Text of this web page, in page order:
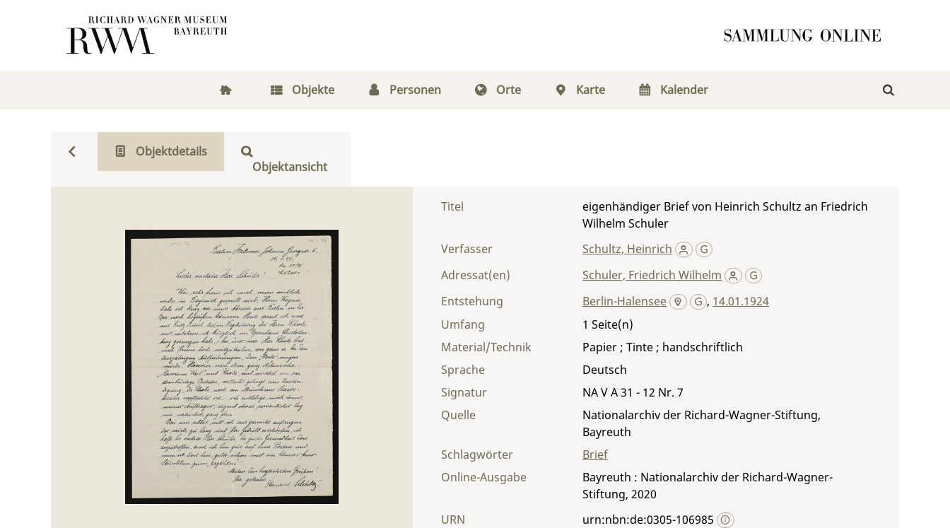
Objekte Personen Orte Karte Kalender
Objektdetails
Objektansicht
Titel
eigenhändiger Brief von Heinrich Schultz an Friedrich
Wilhelm Schuler
Verfasser
Schultz, Heinrich
Adressat(en)
Schuler, Friedrich Wilhelm
Entstehung
Berlin-Halensee , 14.01.1924
Umfang
1
Material/Technik
Papier ; Tinte ; handschriftlich
Sprache
Deutsch
Signatur
NA V A 31 - 12 Nr. 7
Quelle
Nationalarchiv der Richard-Wagner-Stiftung,
Bayreuth
Schlagwörter
Brief
Online-Ausgabe
Bayreuth : Nationalarchiv der Richard-Wagner-
Stiftung, 2020
URN
urn:nbn:de:0305-106985